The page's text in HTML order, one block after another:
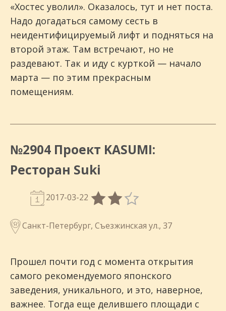
«Хостес уволил». Оказалось, тут и нет поста.
Надо догадаться самому сесть в
неидентифицируемый лифт и подняться на
второй этаж. Там встречают, но не
раздевают. Так и иду с курткой — начало
марта — по этим прекрасным
помещениям.
№2904 Проект KASUMI:
Ресторан Suki
2017-03-22
Санкт-Петербург, Съезжинская ул., 37
Прошел почти год с момента открытия
самого рекомендуемого японского
заведения, уникального, и это, наверное,
важнее. Тогда еще делившего площади с